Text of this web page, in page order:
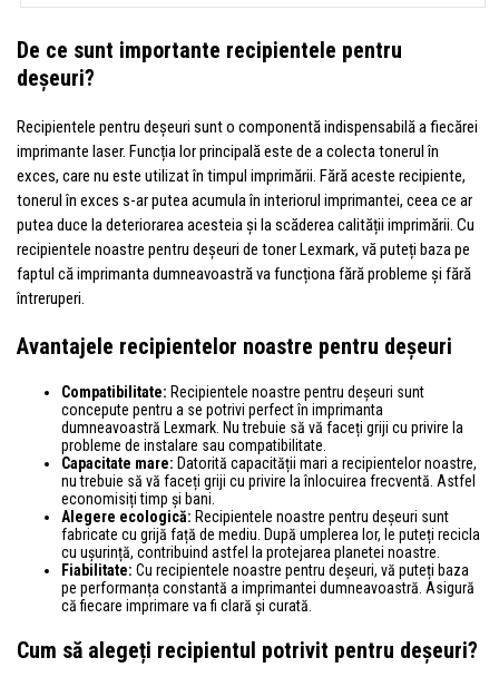
De ce sunt importante recipientele pentru
deșeuri?
Recipientele pentru deșeuri sunt o componentă indispensabilă a fiecărei
imprimante laser. Funcția lor principală este de a colecta tonerul în
exces, care nu este utilizat în timpul imprimării. Fără aceste recipiente,
tonerul în exces s-ar putea acumula în interiorul imprimantei, ceea ce ar
putea duce la deteriorarea acesteia și la scăderea calității imprimării. Cu
recipientele noastre pentru deșeuri de toner Lexmark, vă puteți baza pe
faptul că imprimanta dumneavoastră va funcționa fără probleme și fără
întreruperi.
Avantajele recipientelor noastre pentru deșeuri
Compatibilitate: Recipientele noastre pentru deșeuri sunt
concepute pentru a se potrivi perfect în imprimanta
dumneavoastră Lexmark. Nu trebuie să vă faceți griji cu privire la
probleme de instalare sau compatibilitate.
Capacitate mare: Datorită capacității mari a recipientelor noastre,
nu trebuie să vă faceți griji cu privire la înlocuirea frecventă. Astfel
economisiți timp și bani.
Alegere ecologică: Recipientele noastre pentru deșeuri sunt
fabricate cu grijă față de mediu. După umplerea lor, le puteți recicla
cu ușurință, contribuind astfel la protejarea planetei noastre.
Fiabilitate: Cu recipientele noastre pentru deșeuri, vă puteți baza
pe performanța constantă a imprimantei dumneavoastră. Asigură
că fiecare imprimare va fi clară și curată.
Cum să alegeți recipientul potrivit pentru deșeuri?